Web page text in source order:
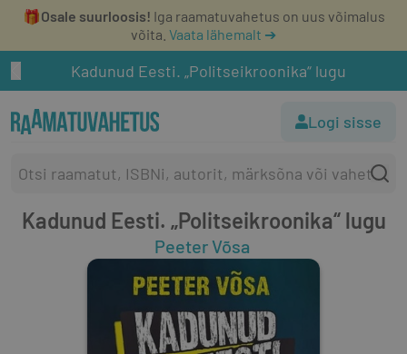
🎁Osale suurloosis! Iga raamatuvahetus on uus võimalus
võita. Vaata lähemalt ➔
Kadunud Eesti. „Politseikroonika“ lugu
Logi sisse
Kadunud Eesti. „Politseikroonika“ lugu
Peeter Võsa